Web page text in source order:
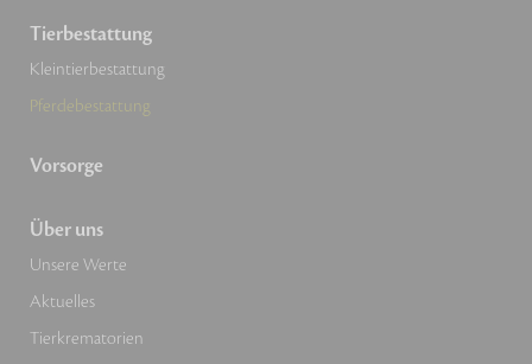
Tierbestattung
Kleintierbestattung
Pferdebestattung
Vorsorge
Über uns
Unsere Werte
Aktuelles
Tierkrematorien